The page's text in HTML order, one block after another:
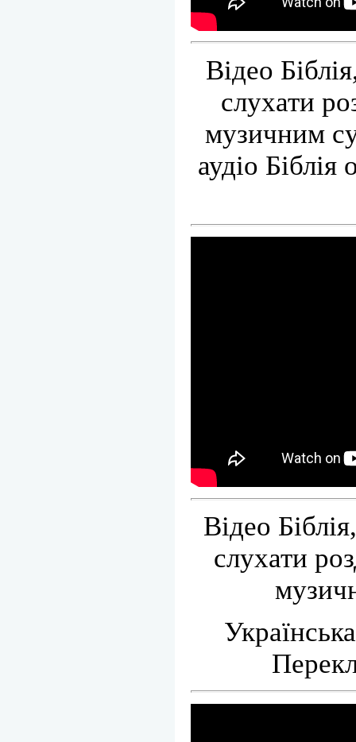
Відео
слухати
музичним
аудіо
Відео
слухати